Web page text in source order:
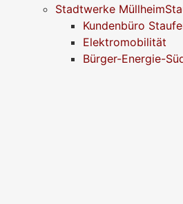
Stadtwerke
Kundenbüro
Elektromobilität
Bürger-Energie-